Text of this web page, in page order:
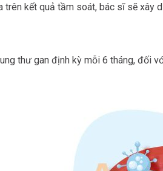
trên kết quả tầm soát, bác sĩ sẽ xây
thư gan định kỳ mỗi 6 tháng,